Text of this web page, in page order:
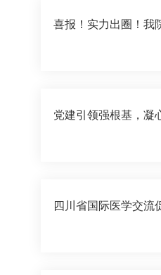
喜报！实力出圈！我
党建引领强根基，凝
四川省国际医学交流